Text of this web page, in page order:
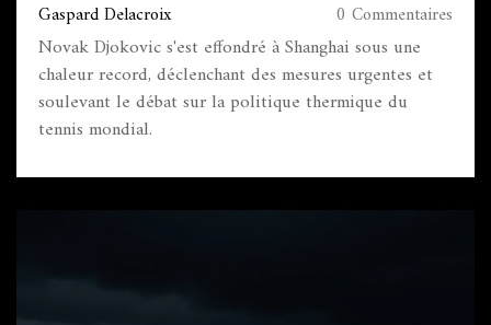
Gaspard Delacroix 0 Commentaires
Novak Djokovic s'est effondré à Shanghai sous une
chaleur record, déclenchant des mesures urgentes et
soulevant le débat sur la politique thermique du
tennis mondial.